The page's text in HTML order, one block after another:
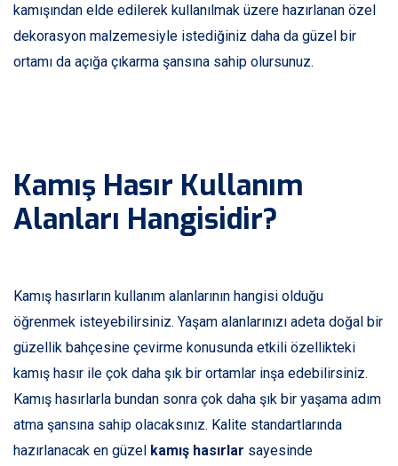
kamışından elde edilerek kullanılmak üzere hazırlanan özel
dekorasyon malzemesiyle istediğiniz daha da güzel bir
ortamı da açığa çıkarma şansına sahip olursunuz.
Kamış Hasır Kullanım
Alanları Hangisidir?
Kamış hasırların kullanım alanlarının hangisi olduğu
öğrenmek isteyebilirsiniz. Yaşam alanlarınızı adeta doğal bir
güzellik bahçesine çevirme konusunda etkili özellikteki
kamış hasır ile çok daha şık bir ortamlar inşa edebilirsiniz.
Kamış hasırlarla bundan sonra çok daha şık bir yaşama adım
atma şansına sahip olacaksınız. Kalite standartlarında
hazırlanacak en güzel kamış hasırlar sayesinde